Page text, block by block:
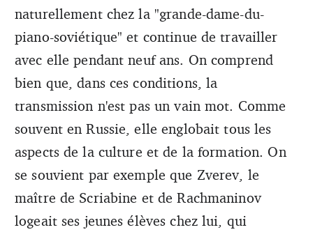
naturellement chez la "grande-dame-du-
piano-soviétique" et continue de travailler
avec elle pendant neuf ans. On comprend
bien que, dans ces conditions, la
transmission n'est pas un vain mot. Comme
souvent en Russie, elle englobait tous les
aspects de la culture et de la formation. On
se souvient par exemple que Zverev, le
maître de Scriabine et de Rachmaninov
logeait ses jeunes élèves chez lui, qui